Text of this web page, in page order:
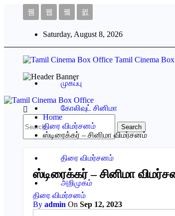
Saturday, August 8, 2026
Tamil Cinema
முகப்பு
கோலிவுட் சினிமா
ட்ரைலர்
திரை விமர்சனம்
அறிமுகம்
Home
திரை விமர்சனம்
ஸ்டிரைக்கர் – சினிமா விமர்சனம்
ஸ்டிரைக்கர் – சினிமா
திரை விமர்சனம்
By admin On Sep 12, 2023